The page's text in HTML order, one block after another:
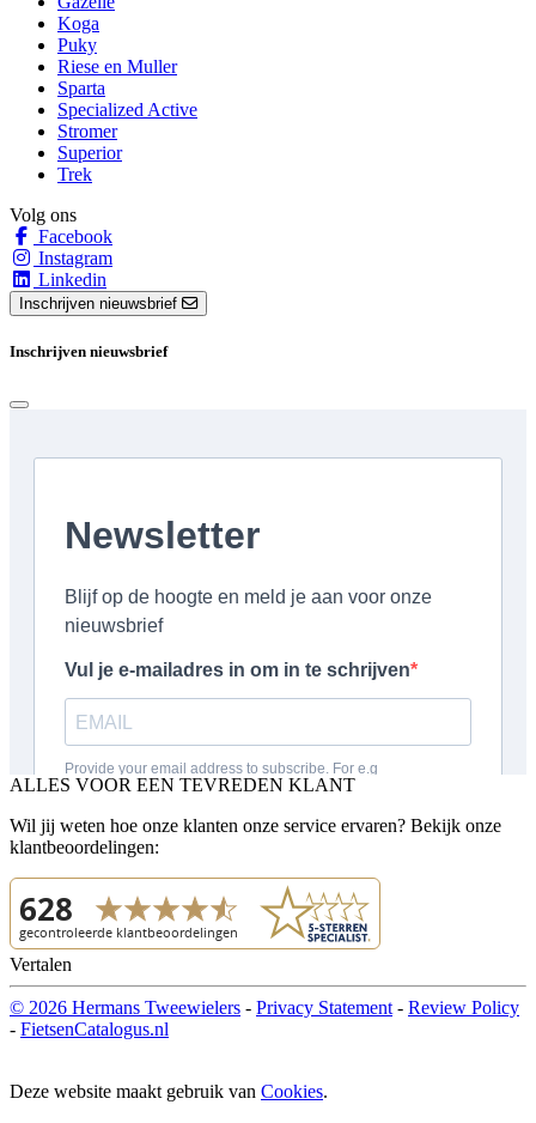
Koga
Puky
Riese en Muller
Sparta
Specialized Active
Stromer
Superior
Trek
Volg ons
Facebook
Instagram
Linkedin
Inschrijven nieuwsbrief
Inschrijven nieuwsbrief
ALLES VOOR EEN TEVREDEN KLANT
Wil jij weten hoe onze klanten onze service ervaren? Bekijk onze
klantbeoordelingen:
Vertalen
© 2026 Hermans Tweewielers - Privacy Statement - Review Policy
- FietsenCatalogus.nl
Deze website maakt gebruik van Cookies.